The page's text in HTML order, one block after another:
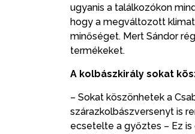
ugyanis a találkozókon
hogy a megváltozott
minőséget. Mert Sándor
termékeket.
A kolbászkirály sokat
– Sokat köszönhetek a
szárazkolbászversenyt is
ecsetelte a győztes – Ez